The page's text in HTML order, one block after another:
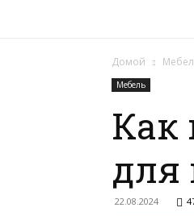
Домой
Мебель
Как
для
22.08.2024